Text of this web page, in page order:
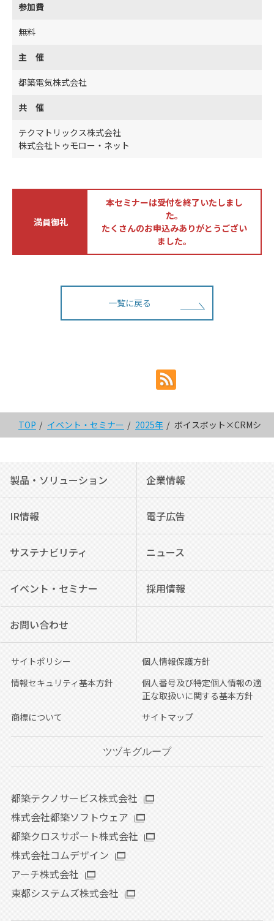
参加費
無料
主 催
都築電気株式会社
共 催
テクマトリックス株式会社
株式会社トゥモロー・ネット
満員御礼
本セミナーは受付を終了いたしまし
た。
たくさんのお申込みありがとうござい
ました。
一覧に戻る
TOP イベント・セミナー 2025年 ボイスボット×CRMシス
製品・ソリューション 企業情報
IR情報 電子広告
サステナビリティ ニュース
イベント・セミナー 採用情報
お問い合わせ
サイトポリシー
個人情報保護方針
情報セキュリティ基本方針
個人番号及び特定個人情報の適
正な取扱いに関する基本方針
商標について
サイトマップ
ツヅキグループ
都築テクノサービス株式会社
株式会社都築ソフトウェア
都築クロスサポート株式会社
株式会社コムデザイン
アーチ株式会社
東都システムズ株式会社